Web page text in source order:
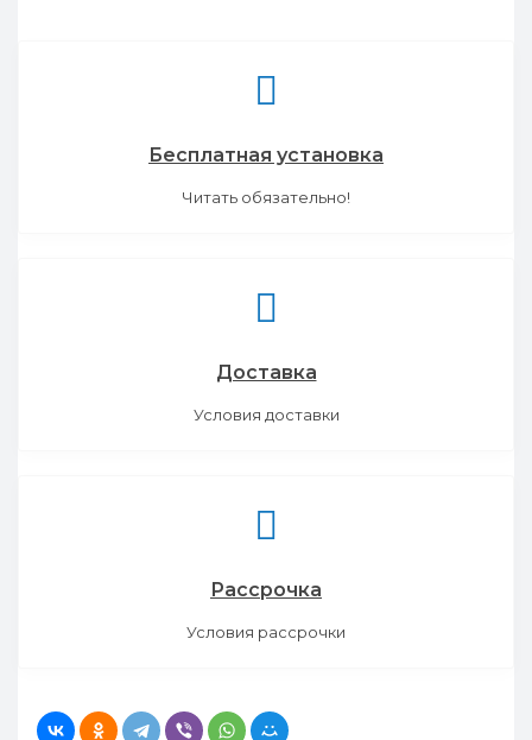
Бесплатная установка
Читать обязательно!
Доставка
Условия доставки
Рассрочка
Условия рассрочки